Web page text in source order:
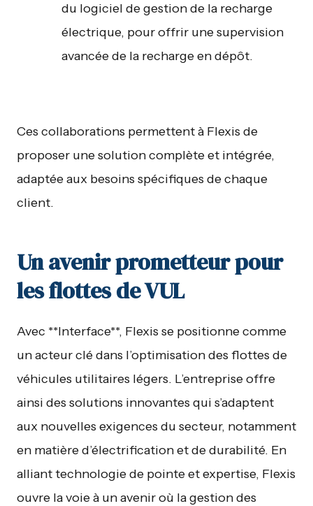
du logiciel de gestion de la recharge
électrique, pour offrir une supervision
avancée de la recharge en dépôt.
Ces collaborations permettent à Flexis de
proposer une solution complète et intégrée,
adaptée aux besoins spécifiques de chaque
client.
Un avenir prometteur pour
les flottes de VUL
Avec **Interface**, Flexis se positionne comme
un acteur clé dans l’optimisation des flottes de
véhicules utilitaires légers. L’entreprise offre
ainsi des solutions innovantes qui s’adaptent
aux nouvelles exigences du secteur, notamment
en matière d’électrification et de durabilité. En
alliant technologie de pointe et expertise, Flexis
ouvre la voie à un avenir où la gestion des